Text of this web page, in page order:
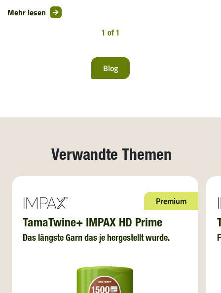
Mehr lesen
1 of 1
Blog
Verwandte Themen
Premium
TamaTwine+ IMPAX HD Prime
Das längste Garn das je hergestellt wurde.